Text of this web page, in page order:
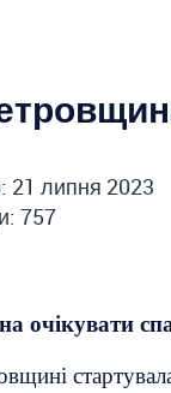
21 липня 2023
757
очікувати